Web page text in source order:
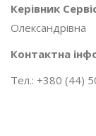
Керівник
Олександрівна
Контактна
Тел.: +380 (44)